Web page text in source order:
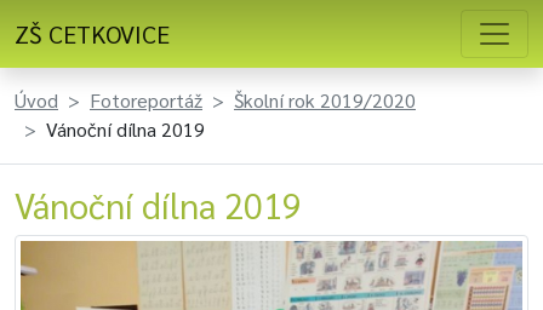
ZŠ CETKOVICE
Úvod Fotoreportáž
Školní rok 2019/2020
Vánoční dílna 2019
Vánoční dílna 2019